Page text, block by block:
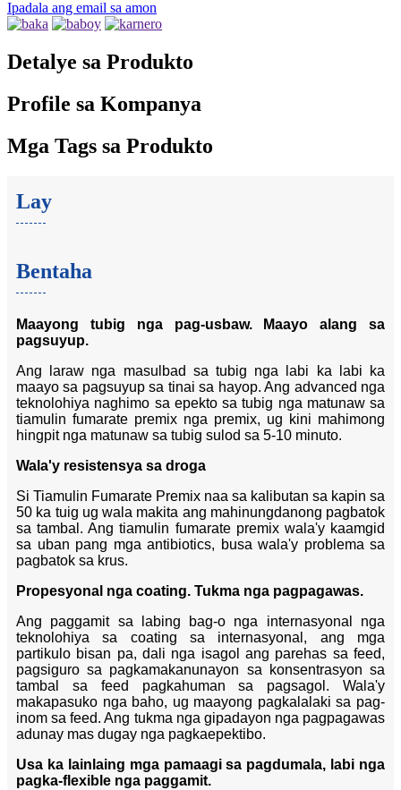
Ipadala ang email sa amon
Detalye sa Produkto
Profile sa Kompanya
Mga Tags sa Produkto
Lay
Bentaha
Maayong tubig nga pag-usbaw. Maayo alang sa
pagsuyup.
Ang laraw nga masulbad sa tubig nga labi ka labi ka
maayo sa pagsuyup sa tinai sa hayop. Ang advanced nga
teknolohiya naghimo sa epekto sa tubig nga matunaw sa
tiamulin fumarate premix nga premix, ug kini mahimong
hingpit nga matunaw sa tubig sulod sa 5-10 minuto.
Wala'y resistensya sa droga
Si Tiamulin Fumarate Premix naa sa kalibutan sa kapin sa
50 ka tuig ug wala makita ang mahinungdanong pagbatok
sa tambal. Ang tiamulin fumarate premix wala'y kaamgid
sa uban pang mga antibiotics, busa wala'y problema sa
pagbatok sa krus.
Propesyonal nga coating. Tukma nga pagpagawas.
Ang paggamit sa labing bag-o nga internasyonal nga
teknolohiya sa coating sa internasyonal, ang mga
partikulo bisan pa, dali nga isagol ang parehas sa feed,
pagsiguro sa pagkamakanunayon sa konsentrasyon sa
tambal sa feed pagkahuman sa pagsagol. Wala'y
makapasuko nga baho, ug maayong pagkalalaki sa pag-
inom sa feed. Ang tukma nga gipadayon nga pagpagawas
adunay mas dugay nga pagkaepektibo.
Usa ka lainlaing mga pamaagi sa pagdumala, labi nga
pagka-flexible nga paggamit.